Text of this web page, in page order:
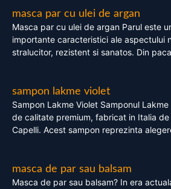
masca par cu ulei de argan
Masca par cu ulei de argan Parul este
importante caracteristici ale aspectului
stralucitor, rezistent si sanatos. Din
sampon lakme violet
Sampon Lakme Violet Samponul
de calitate premium, fabricat in Italia
Capelli. Acest sampon reprezinta
masca de par sau balsam
Masca de par sau balsam? In era